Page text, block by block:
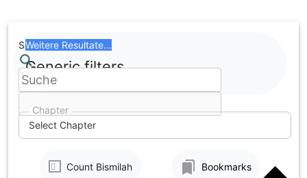
to
content
Chapter
Select Chapter
Search
Weitere Resultate...
Generic filters
Count Bismilah Bookmarks